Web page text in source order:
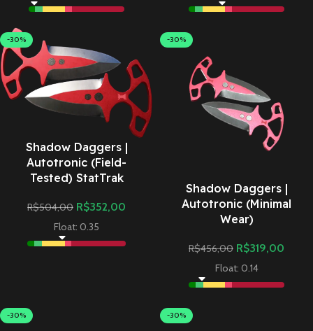
-30%
Shadow Daggers |
Autotronic (Field-
Tested) StatTrak
R$504,00 R$352,00
Float: 0.35
-30%
Shadow Daggers |
Autotronic (Minimal
Wear)
R$456,00 R$319,00
Float: 0.14
-30% -30%